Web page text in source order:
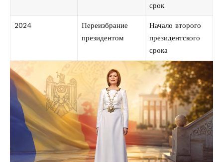
срок
2024
Переизбрание
президентом
Начало второго
президентского
срока